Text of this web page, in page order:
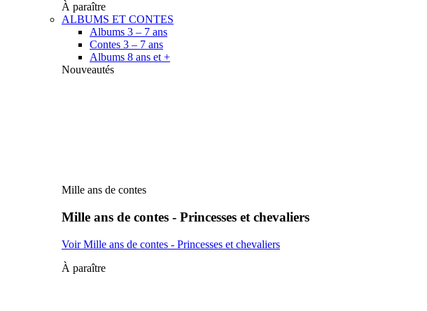
À paraître
ALBUMS ET CONTES
Albums 3 – 7 ans
Contes 3 – 7 ans
Albums 8 ans et +
Nouveautés
Mille ans de contes
Mille ans de contes - Princesses et chevaliers
Voir Mille ans de contes - Princesses et chevaliers
À paraître